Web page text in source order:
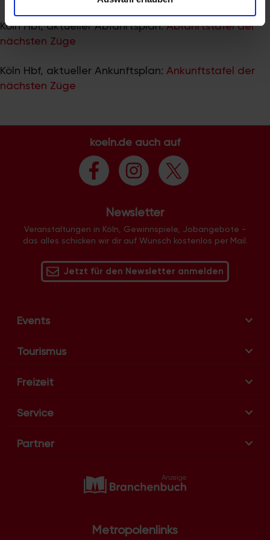
analysieren. Außerdem geben wir Informationen zu Ihrer
Verwendung unserer Website an unsere Partner für
soziale Medien, Werbung und Analysen weiter. Unsere
weiteren Daten zusammen, die Sie ihnen bereitgestellt
haben oder die sie im Rahmen Ihrer Nutzung der Dienste
Köln Hbf, aktueller Abfahrtsplan:Abfahrtstafel der
nächsten Züge
Köln Hbf, aktueller Ankunftsplan: Ankunftstafel der
nächsten Züge
koeln.de auch auf
Newsletter
Veranstaltungen in Köln, Gewinnspiele, Jobangebote -
das alles schicken wir dir auf Wunsch kostenlos per Mail.
Jetzt für den Newsletter anmelden
Events
Tourismus
Freizeit
Service
Partner
Metropolenlinks